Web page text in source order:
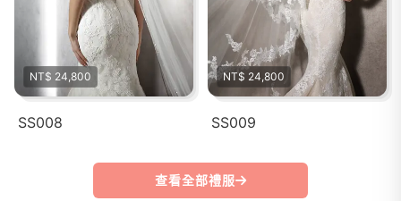
NT$ 24,800
SS008
NT$ 24,800
SS009
查看全部禮服